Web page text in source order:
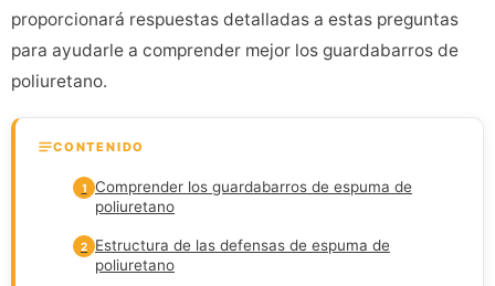
proporcionará respuestas detalladas a estas preguntas
para ayudarle a comprender mejor los guardabarros de
poliuretano.
CONTENIDO
1
Comprender los guardabarros de espuma de
poliuretano
2
Estructura de las defensas de espuma de
poliuretano